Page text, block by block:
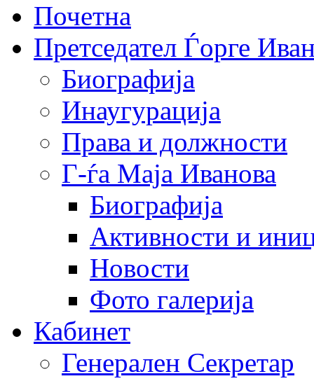
Почетна
Претседател Ѓорге
Биографија
Инаугурација
Права и должности
Г-ѓа Маја Иванова
Биографија
Активности и
Новости
Фото галерија
Кабинет
Генерален Секретар